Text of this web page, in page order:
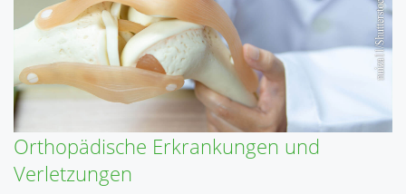
Orthopädische Erkrankungen und
Verletzungen